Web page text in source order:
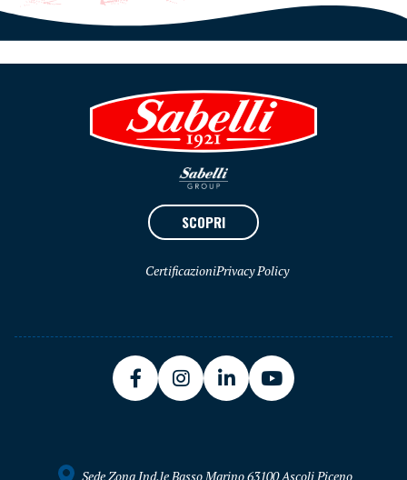
SCOPRI
CertificazioniPrivacy Policy
Sede Zona Ind.le Basso Marino 63100 Ascoli Piceno